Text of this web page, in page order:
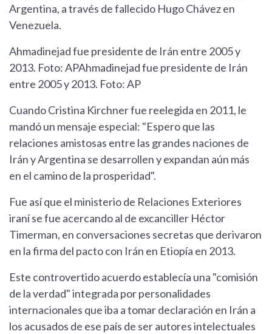
Argentina, a través de fallecido Hugo Chávez en
Venezuela.
Ahmadinejad fue presidente de Irán entre 2005 y
2013. Foto: APAhmadinejad fue presidente de Irán
entre 2005 y 2013. Foto: AP
Cuando Cristina Kirchner fue reelegida en 2011, le
mandó un mensaje especial: "Espero que las
relaciones amistosas entre las grandes naciones de
Irán y Argentina se desarrollen y expandan aún más
en el camino de la prosperidad".
Fue así que el ministerio de Relaciones Exteriores
iraní se fue acercando al de excanciller Héctor
Timerman, en conversaciones secretas que derivaron
en la firma del pacto con Irán en Etiopía en 2013.
Este controvertido acuerdo establecía una "comisión
de la verdad" integrada por personalidades
internacionales que iba a tomar declaración en Irán a
los acusados de ese país de ser autores intelectuales